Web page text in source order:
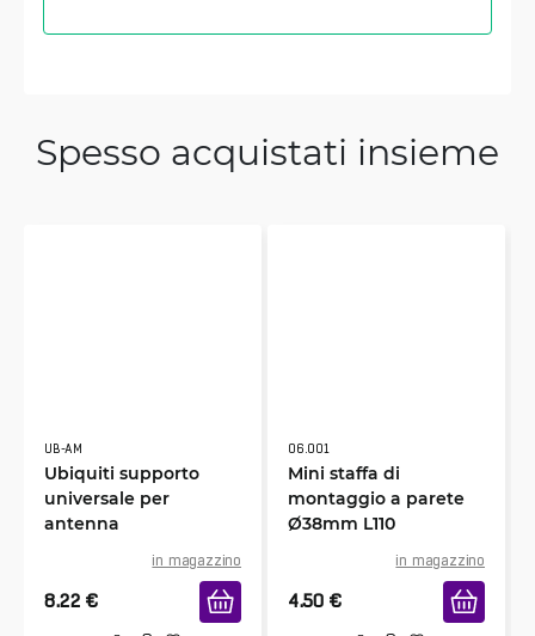
Spesso acquistati insieme
UB-AM
Ubiquiti supporto
universale per
antenna
in magazzino
8.22 €
06.001
Mini staffa di
montaggio a parete
Ø38mm L110
in magazzino
4.50 €